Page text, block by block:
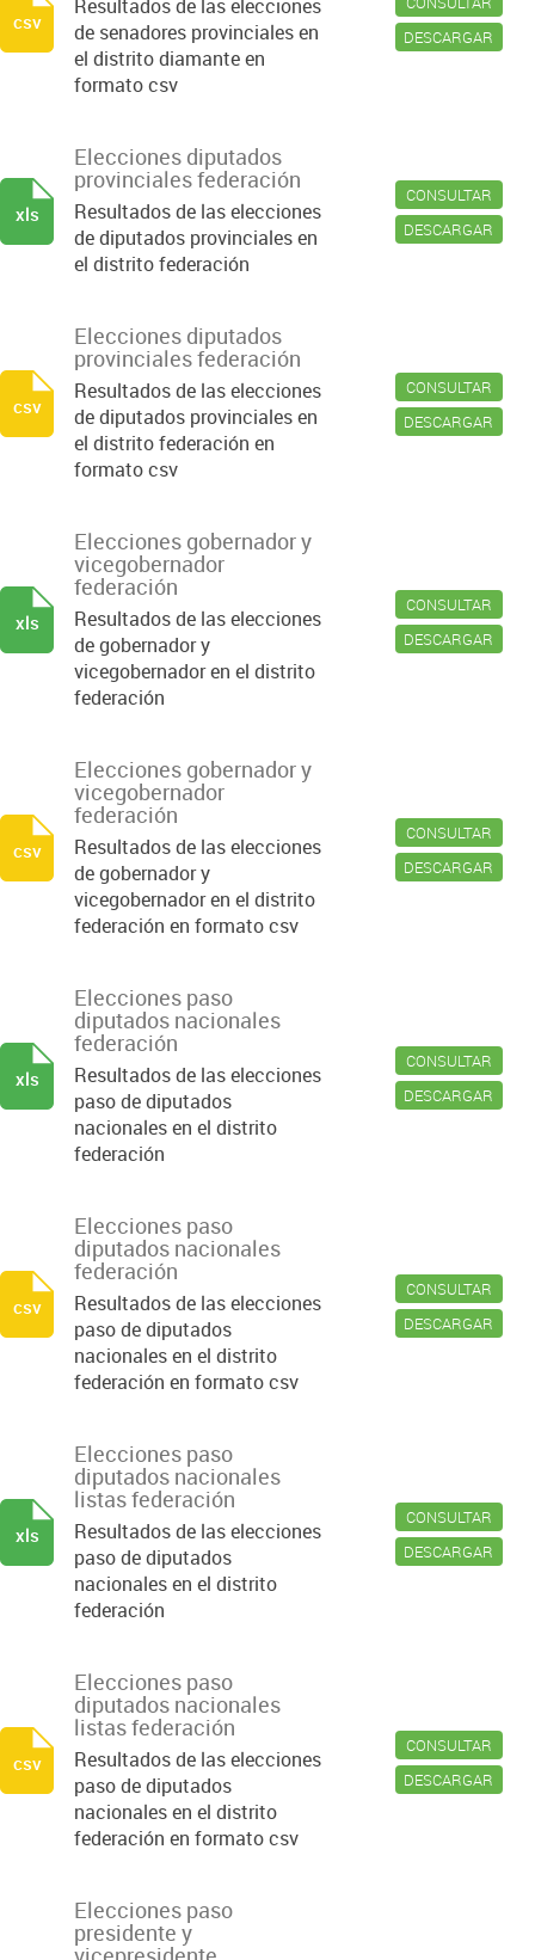
DESCARGAR
Resultados de las elecciones
de senadores provinciales en
el distrito diamante en
formato csv
csv
CONSULTAR
DESCARGAR
Elecciones diputados
provinciales federación
Resultados de las elecciones
de diputados provinciales en
el distrito federación
xls
CONSULTAR
DESCARGAR
Elecciones diputados
provinciales federación
Resultados de las elecciones
de diputados provinciales en
el distrito federación en
formato csv
csv
CONSULTAR
DESCARGAR
Elecciones gobernador y
vicegobernador
federación
Resultados de las elecciones
de gobernador y
vicegobernador en el distrito
federación
xls
CONSULTAR
DESCARGAR
Elecciones gobernador y
vicegobernador
federación
Resultados de las elecciones
de gobernador y
vicegobernador en el distrito
federación en formato csv
csv
CONSULTAR
DESCARGAR
Elecciones paso
diputados nacionales
federación
Resultados de las elecciones
paso de diputados
nacionales en el distrito
federación
xls
CONSULTAR
DESCARGAR
Elecciones paso
diputados nacionales
federación
Resultados de las elecciones
paso de diputados
nacionales en el distrito
federación en formato csv
csv
CONSULTAR
DESCARGAR
Elecciones paso
diputados nacionales
listas federación
Resultados de las elecciones
paso de diputados
nacionales en el distrito
federación
xls
CONSULTAR
DESCARGAR
Elecciones paso
diputados nacionales
listas federación
Resultados de las elecciones
paso de diputados
nacionales en el distrito
federación en formato csv
csv
Elecciones paso
presidente y